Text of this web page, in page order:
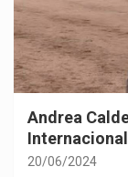
Andrea
Internacional
20/06/2024